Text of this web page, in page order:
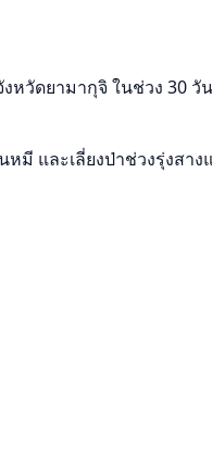
หวัดยามากุจิ ในช่วง
มี และเลี่ยงป่าช่วงรุ่งสา